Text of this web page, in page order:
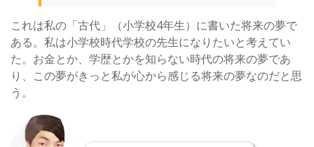
これは私の「古代」（小学校4年生）に書いた将来の夢で
ある。私は小学校時代学校の先生になりたいと考えてい
た。お金とか、学歴とかを知らない時代の将来の夢であ
り、この夢がきっと私が心から感じる将来の夢なのだと思
う。